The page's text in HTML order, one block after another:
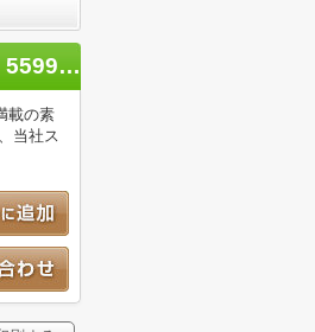
【仲介手数料無料！！】日野市平山2丁目 新築戸建て（全1棟）1号棟 5599万円
載の素
当社ス